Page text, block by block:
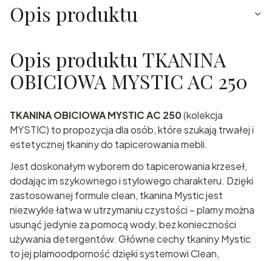
Opis produktu
Opis produktu TKANINA
OBICIOWA MYSTIC AC 250
TKANINA OBICIOWA MYSTIC AC 250(kolekcja
MYSTIC) to propozycja dla osób, które szukają trwałej i
estetycznej tkaniny do tapicerowania mebli.
Jest doskonałym wyborem do tapicerowania krzeseł,
dodając im szykownego i stylowego charakteru. Dzięki
zastosowanej formule clean, tkanina Mystic jest
niezwykle łatwa w utrzymaniu czystości – plamy można
usunąć jedynie za pomocą wody, bez konieczności
używania detergentów. Główne cechy tkaniny Mystic
to jej plamoodporność dzięki systemowi Clean,